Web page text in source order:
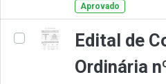
Aprovado
Edital de
Ordinária